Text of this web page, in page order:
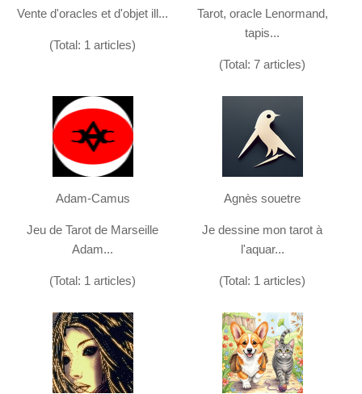
Vente d'oracles et d'objet ill...
(Total: 1 articles)
Tarot, oracle Lenormand,
tapis...
(Total: 7 articles)
Adam-Camus
Jeu de Tarot de Marseille
Adam...
(Total: 1 articles)
Agnès souetre
Je dessine mon tarot à
l'aquar...
(Total: 1 articles)